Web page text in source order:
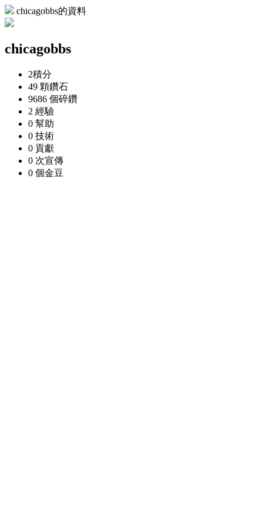
chicagobbs的資料
chicagobbs
2積分
49 顆鑽石
9686 個碎鑽
2 經驗
0 幫助
0 技術
0 貢獻
0 次宣傳
0 個金豆